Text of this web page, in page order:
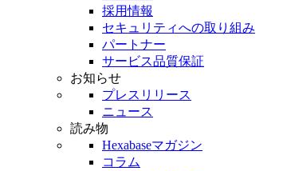
採用情報
セキュリティへの取り組み
パートナー
サービス品質保証
お知らせ
プレスリリース
ニュース
読み物
Hexabaseマガジン
コラム